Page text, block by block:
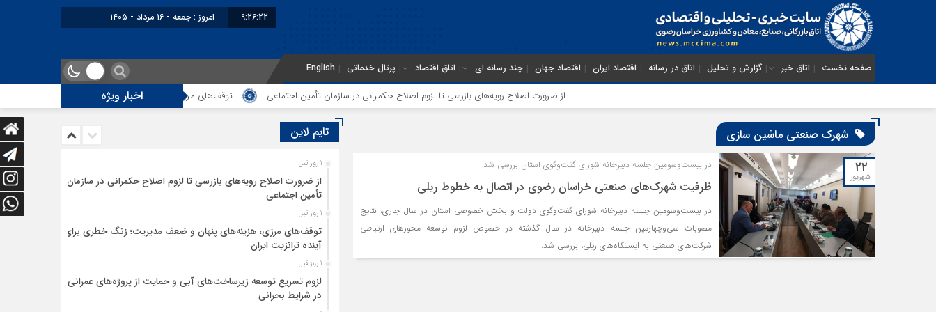
9:26:22 امروز : جمعه - ۱۶ مرداد - ۱۴۰۵
صفحه نخست اتاق خبر گزارش و تحلیل اتاق در رسانه اقتصاد ایران اقتصاد جهان چند رسانه ای اتاق اقتصاد پرتال خدماتی English
اخبار ویژه از ضرورت اصلاح رویه‌های بازرسی تا لزوم اصلاح حکمرانی در سازمان تأمین اجتماعی توقف‌های مرزی، هزینه‌های پنهان و ضعف مدیریت؛ زنگ خطری برای
شهرک صنعتی ماشین سازی
۲۲
شهریور
در بیست‌وسومین جلسه دبیرخانه شورای گفت‌وگوی استان بررسی شد
ظرفیت شهرک‌های صنعتی خراسان رضوی در اتصال به خطوط ریلی
در بیست‌وسومین جلسه دبیرخانه شورای گفت‌وگوی دولت و بخش خصوصی استان در سال جاری، نتایج
مصوبات سی‌وچهارمین جلسه دبیرخانه در سال گذشته در خصوص لزوم توسعه محورهای ارتباطی
شرکت‌های صنعتی به ایستگاه‌های ریلی، بررسی شد.
تایم لاین
1 روز قبل
از ضرورت اصلاح رویه‌های بازرسی تا لزوم اصلاح حکمرانی در سازمان
تأمین اجتماعی
1 روز قبل
توقف‌های مرزی، هزینه‌های پنهان و ضعف مدیریت؛ زنگ خطری برای
آینده ترانزیت ایران
1 روز قبل
لزوم تسریع توسعه زیرساخت‌های آبی و حمایت از پروژه‌های عمرانی
در شرایط بحرانی